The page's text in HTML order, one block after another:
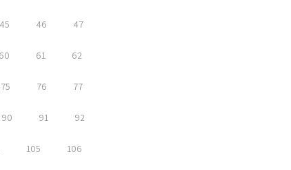
45 46 47
60 61 62
75 76 77
90 91 92
105 106